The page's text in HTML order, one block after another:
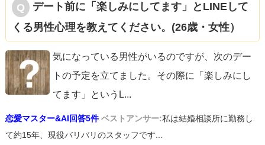
デート前に「楽しみにしてます」とLINEして
くる男性心理を教えてください。(26歳・女性）
気になっている男性がいるのですが、次のデー
トの予定を立てました。その際に「楽しみにし
てます」というL...
恋愛マスター&AI回答5件 ベストアンサー:私は結婚相談所に勤務し
て約15年、現役バリバリのスタッフです...